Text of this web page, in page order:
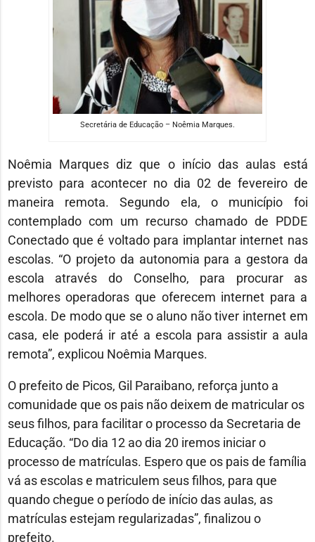
Secretária de Educação – Noêmia Marques.
Noêmia Marques diz que o início das aulas está
previsto para acontecer no dia 02 de fevereiro de
maneira remota. Segundo ela, o município foi
contemplado com um recurso chamado de PDDE
Conectado que é voltado para implantar internet nas
escolas. “O projeto da autonomia para a gestora da
escola através do Conselho, para procurar as
melhores operadoras que oferecem internet para a
escola. De modo que se o aluno não tiver internet em
casa, ele poderá ir até a escola para assistir a aula
remota”, explicou Noêmia Marques.
O prefeito de Picos, Gil Paraibano, reforça junto a
comunidade que os pais não deixem de matricular os
seus filhos, para facilitar o processo da Secretaria de
Educação. “Do dia 12 ao dia 20 iremos iniciar o
processo de matrículas. Espero que os pais de família
vá as escolas e matriculem seus filhos, para que
quando chegue o período de início das aulas, as
matrículas estejam regularizadas”, finalizou o
prefeito.